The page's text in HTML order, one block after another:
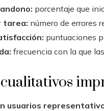
porcentaje que
tarea: número de errores
puntuaciones
frecuencia con la que
usuarios